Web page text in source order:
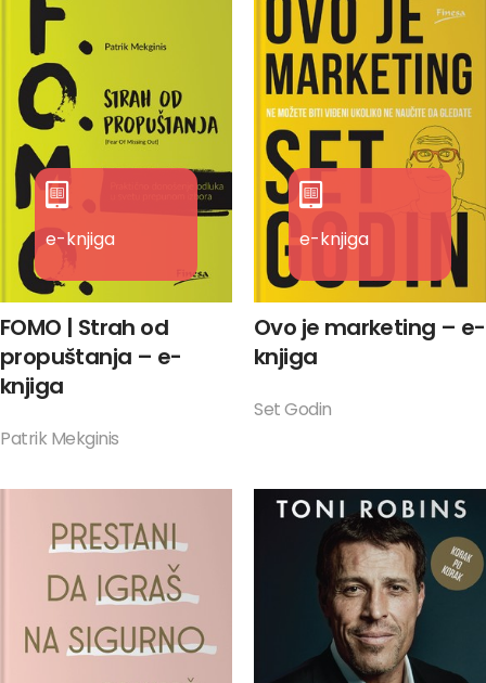
e-knjiga
FOMO | Strah od
propuštanja – e-
knjiga
Patrik Mekginis
e-knjiga
Ovo je marketing – e-
knjiga
Set Godin